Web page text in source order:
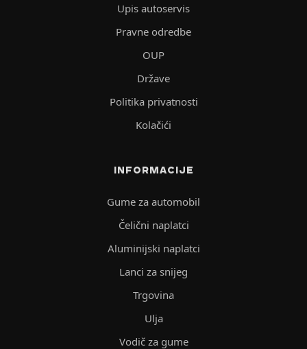
Upis autoservis
Pravne odredbe
OUP
Države
Politika privatnosti
Kolačići
INFORMACIJE
Gume za automobil
Čelični naplatci
Aluminijski naplatci
Lanci za snijeg
Trgovina
Ulja
Vodič za gume